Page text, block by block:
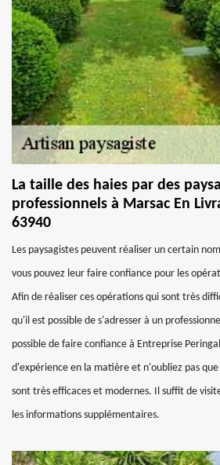
La taille des haies par des
professionnels à Marsac En
63940
Les paysagistes peuvent réaliser un certain
vous pouvez leur faire confiance pour les
Afin de réaliser ces opérations qui sont très
qu'il est possible de s'adresser à un
possible de faire confiance à Entreprise
d'expérience en la matière et n'oubliez pas
sont très efficaces et modernes. Il suffit de
les informations supplémentaires.